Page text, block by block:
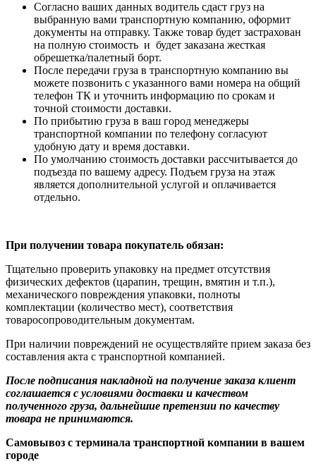
Согласно ваших данных водитель сдаст груз на
выбранную вами транспортную компанию, оформит
документы на отправку. Также товар будет застрахован
на полную стоимость и будет заказана жесткая
обрешетка/палетный борт.
После передачи груза в транспортную компанию вы
можете позвонить с указанного вами номера на общий
телефон ТК и уточнить информацию по срокам и
точной стоимости доставки.
По прибытию груза в ваш город менеджеры
транспортной компании по телефону согласуют
удобную дату и время доставки.
По умолчанию стоимость доставки рассчитывается до
подъезда по вашему адресу. Подъем груза на этаж
является дополнительной услугой и оплачивается
отдельно.
При получении товара покупатель обязан:
Тщательно проверить упаковку на предмет отсутствия
физических дефектов (царапин, трещин, вмятин и т.п.),
механического повреждения упаковки, полноты
комплектации (количество мест), соответствия
товаросопроводительным документам.
При наличии повреждений не осуществляйте прием заказа без
составления акта с транспортной компанией.
После подписания накладной на получение заказа клиент
соглашается с условиями доставки и качеством
полученного груза, дальнейшие претензии по качеству
товара не принимаются.
Самовывоз с терминала транспортной компании в вашем
городе